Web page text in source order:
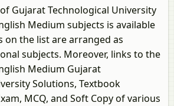
Gujarat Technological University
Medium subjects is available
on the list are arranged as
subjects. Moreover, links to the
Medium Gujarat
Solutions, Textbook
MCQ, and Soft Copy of various